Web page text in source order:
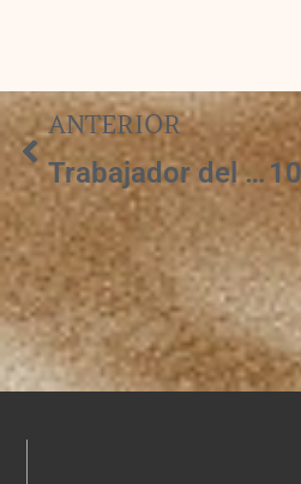
ANTERIOR
Trabajador del Evangelio y mártir de Cristo